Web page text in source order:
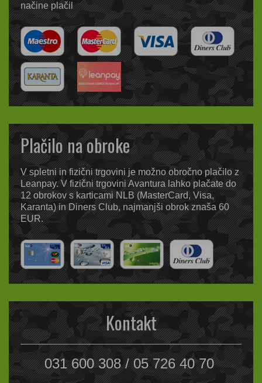
načine plačil
Plačilo na obroke
V spletni in fizični trgovini je možno obročno plačilo z
Leanpay. V fizični trgovini Avantura lahko plačate do
12 obrokov s karticami NLB (MasterCard, Visa,
Karanta) in Diners Club, najmanjši obrok znaša 60
EUR.
Kontakt
031 600 308 / 05 726 40 70